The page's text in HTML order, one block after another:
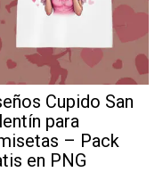
Cupido San
para
– Pack
en PNG